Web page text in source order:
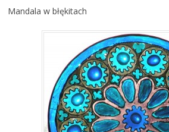
Mandala w błękitach